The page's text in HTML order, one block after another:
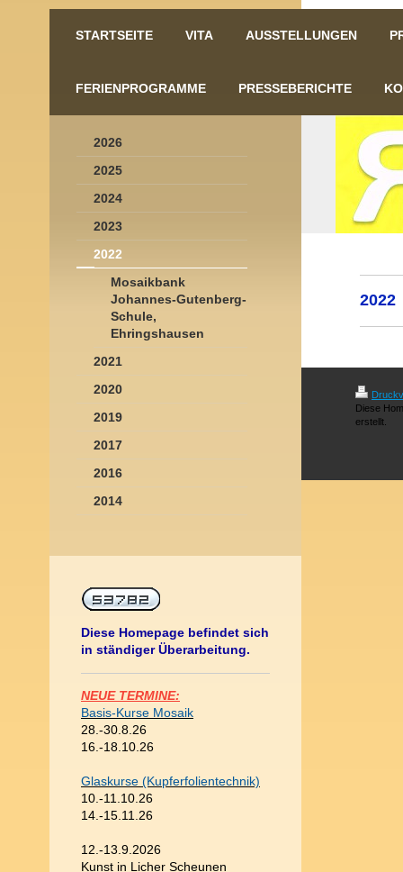
STARTSEITE VITA AUSSTELLUNGEN
FERIENPROGRAMME PRESSEBERICHTE
2026
2025
2024
2023
2022
Mosaikbank
Johannes-Gutenberg-
Schule,
Ehringshausen
2021
2020
2019
2017
2016
2014
Diese Homepage befindet sich
in ständiger Überarbeitung.
NEUE TERMINE:
Basis-Kurse Mosaik
28.-30.8.26
16.-18.10.26
Glaskurse (Kupferfolientechnik)
10.-11.10.26
14.-15.11.26
12.-13.9.2026
Kunst in Licher Scheunen
2022
Diese
erstellt.